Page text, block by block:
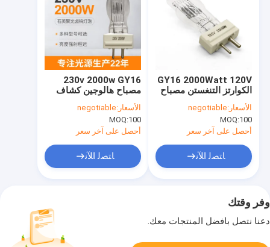
230v 2000w GY16
مصباح هالوجين كشاف
لمبة
الأسعار:negotiable
MOQ:100
أحصل على آخر سعر
ﺎﺘﺼﻟ ﺍﻶﻧ
GY16 2000Watt 120V
الكوارتز التنغستن مصباح
هالوجين الاستوديو
السفينة الكاشف ضوء
كنس
الأسعار:negotiable
MOQ:100
أحصل على آخر سعر
ﺎﺘﺼﻟ ﺍﻶﻧ
وفر وقتك
دعنا نتصل بأفضل المنتجات معك.